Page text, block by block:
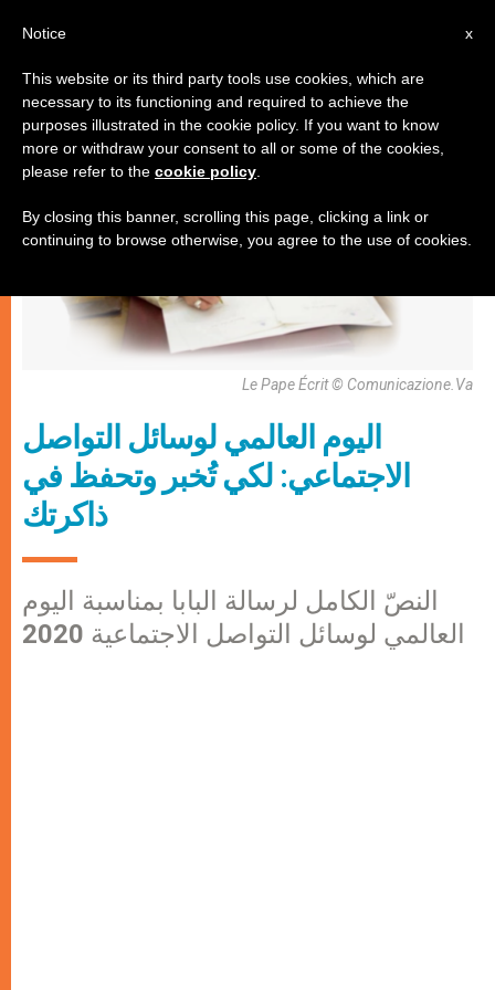
إيكولوجيا شاملة,باباوات,وثائق
Le Pape Écrit © Comunicazione.va
اليوم العالمي لوسائل التواصل
الاجتماعي: لكي تُخبر وتحفظ في
ذاكرتك
النصّ الكامل لرسالة البابا بمناسبة اليوم
العالمي لوسائل التواصل الاجتماعية 2020
x
Notice
This website or its third party tools use cookies, which are
necessary to its functioning and required to achieve the
purposes illustrated in the cookie policy. If you want to know
more or withdraw your consent to all or some of the cookies,
please refer to the cookie policy
By closing this banner, scrolling this page, clicking a link or
continuing to browse otherwise, you agree to the use of cookies.